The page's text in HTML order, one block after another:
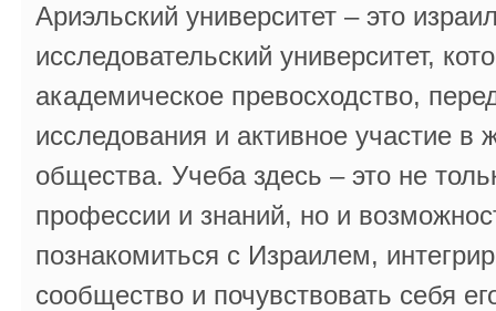
Ариэльский университет – это
исследовательский университет,
академическое превосходство,
исследования и активное участие в
общества. Учеба здесь – это не
профессии и знаний, но и
познакомиться с Израилем,
сообщество и почувствовать себя